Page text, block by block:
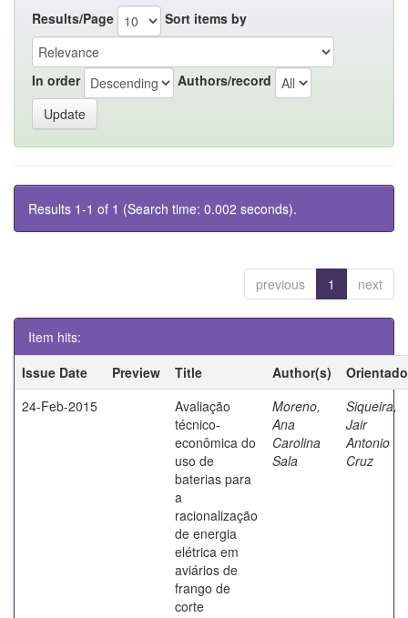
Results/Page Sort items by
In order Authors/record
Results 1-1 of 1 (Search time: 0.002 seconds).
previous 1 next
Item hits:
Issue Date
Preview Title Author(s)
24-Feb-2015
Avaliação
técnico-
econômica do
uso de
baterias para
a
racionalização
de energia
elétrica em
aviários de
frango de
corte
Moreno,
Ana
Carolina
Sala
Siqueira,
Jair
Antonio
Cruz